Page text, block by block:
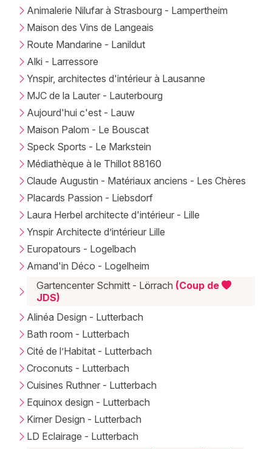
Animalerie Nilufar à Strasbourg - Lampertheim
Maison des Vins de Langeais
Route Mandarine - Lanildut
Alki - Larressore
Ynspir, architectes d'intérieur à Lausanne
MJC de la Lauter - Lauterbourg
Aujourd'hui c'est - Lauw
Maison Palom - Le Bouscat
Speck Sports - Le Markstein
Médiathèque à le Thillot 88160
Claude Augustin - Matériaux anciens - Les Chères
Placards Passion - Liebsdorf
Laura Herbel architecte d'intérieur - Lille
Ynspir Architecte d’intérieur Lille
Europatours - Logelbach
Amand'in Déco - Logelheim
Gartencenter Schmitt - Lörrach (Coup de
JDS)
Alinéa Design - Lutterbach
Bath room - Lutterbach
Cité de l’Habitat - Lutterbach
Croconuts - Lutterbach
Cuisines Ruthner - Lutterbach
Equinox design - Lutterbach
Kirner Design - Lutterbach
LD Eclairage - Lutterbach